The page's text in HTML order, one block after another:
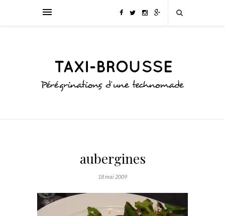
aubergines
18 mai 2009